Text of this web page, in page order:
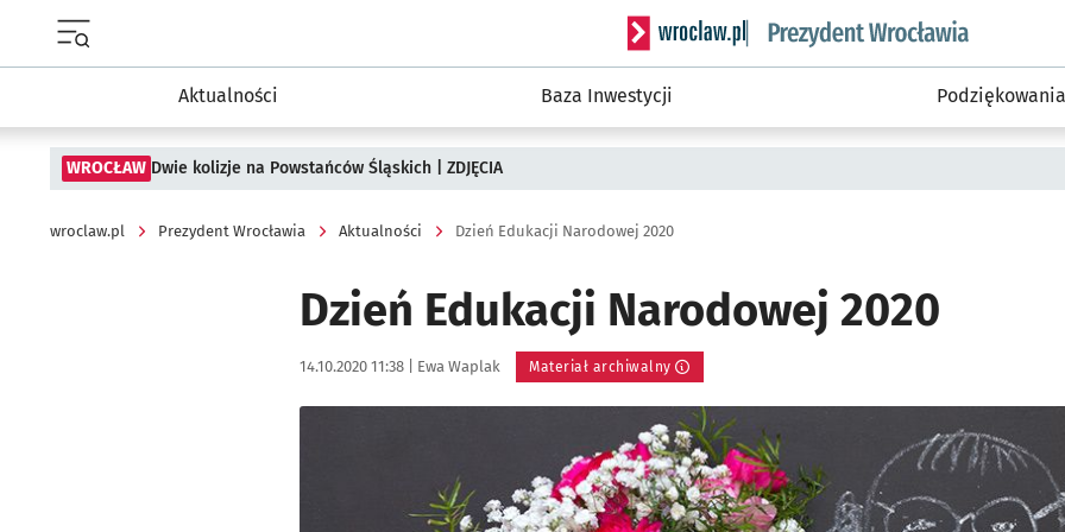
Serwis informacyjny wroclaw.pl podserwis:
Aktualności Baza Inwestycji Podziękowania
WROCŁAW Dwie kolizje na Powstańców Śląskich | ZDJĘCIA
wroclaw.pl Prezydent Wrocławia Aktualności Dzień Edukacji Narodowej 2020
Dzień Edukacji Narodowej 2020
Data publikacji:
14.10.2020 11:38 | Autor:
Ewa Waplak Materiał archiwalny